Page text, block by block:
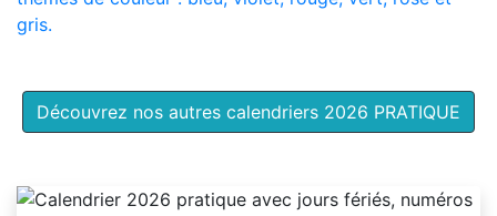
gris.
Découvrez nos autres calendriers 2026 PRATIQUE